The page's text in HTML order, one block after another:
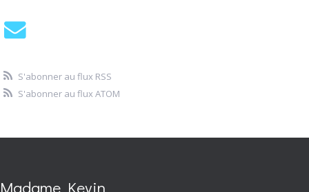
S'abonner au flux RSS
S'abonner au flux ATOM
Madame Kevin